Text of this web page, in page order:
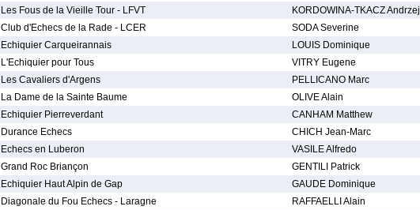
Les Fous de la Vieille Tour - LFVT KORDOWINA-TKACZ Andrzej
Club d'Echecs de la Rade - LCER SODA Severine
Echiquier Carqueirannais LOUIS Dominique
L'Echiquier pour Tous VITRY Eugene
Les Cavaliers d'Argens PELLICANO Marc
La Dame de la Sainte Baume OLIVE Alain
Echiquier Pierreverdant CANHAM Matthew
Durance Echecs CHICH Jean-Marc
Echecs en Luberon VASILE Alfredo
Grand Roc Briançon GENTILI Patrick
Echiquier Haut Alpin de Gap GAUDE Dominique
Diagonale du Fou Echecs - Laragne RAFFAELLI Alain